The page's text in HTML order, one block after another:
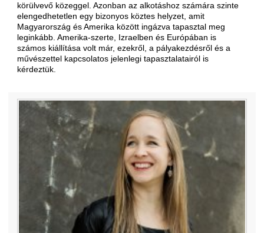
körülvevő közeggel. Azonban az alkotáshoz számára szinte
elengedhetetlen egy bizonyos köztes helyzet, amit
Magyarország és Amerika között ingázva tapasztal meg
leginkább. Amerika-szerte, Izraelben és Európában is
számos kiállítása volt már, ezekről, a pályakezdésről és a
művészettel kapcsolatos jelenlegi tapasztalatairól is
kérdeztük.